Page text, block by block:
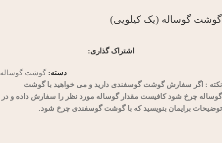
گوشت گوساله (یک کیلویی)
اشتراک گذاری:
دسته: گوشت گوساله
نکته : اگر سفارش گوشت گوسفندی دارید و می خواهید با گوشت
گوساله چرخ شود کافیست مقدار گوساله مورد نظر را سفارش داده و در
توضیحات برایمان بنویسید که با گوشت گوسفندی چرخ شود.